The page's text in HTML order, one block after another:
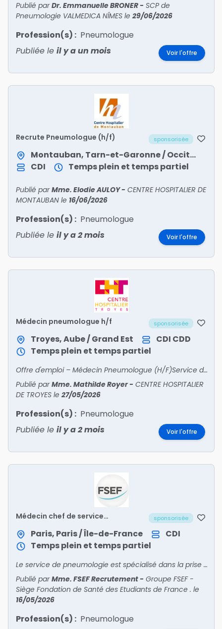
Publié parDr. Emmanuelle BRONER- SCP de
Pneumologie VALMEDICA NÎMES le 29/06/2026
Profession(s) : Pneumologue
Publiée le il y a un mois Voir l'offre
Recrute Pneumologue (h/f) sponsorisée
Montauban, Tarn-et-Garonne / Occitanie
CDI
Temps plein et temps partiel
Publié parMme. Elodie AULOY- CENTRE HOSPITALIER DE
MONTAUBAN le 16/06/2026
Profession(s) : Pneumologue
Publiée le il y a 2 mois Voir l'offre
Médecin pneumologue h/f sponsorisée
Troyes, Aube / Grand Est CDI CDD
Temps plein et temps partiel
Offre d'emploi – Médecin Pneumologue (H/F)Service de Pneumologie et d'Oncologie Thoracique – Pôle CancérologieCentre Hospitalier de Troyes (CHT) – Hôpital Simone Veil LocalisationTroyes (
Publié parMme. Mathilde Royer- CENTRE HOSPITALIER
DE TROYES le 27/05/2026
Profession(s) : Pneumologue
Publiée le il y a 2 mois Voir l'offre
Médecin chef de service
sponsorisée
Paris, Paris / Île-de-France
CDI
Temps plein et temps partiel
Le service de pneumologie est spécialisé dans la prise en charge de l'insuffisance respiratoire chronique, dans l'assistance ventilatoire à domicile (mise en route et suivi) et dans les troubles du
Publié parMme. FSEF Recrutement- Groupe FSEF -
Siège Fondation de Santé des Etudiants de France . le
16/05/2026
Profession(s) : Pneumologue